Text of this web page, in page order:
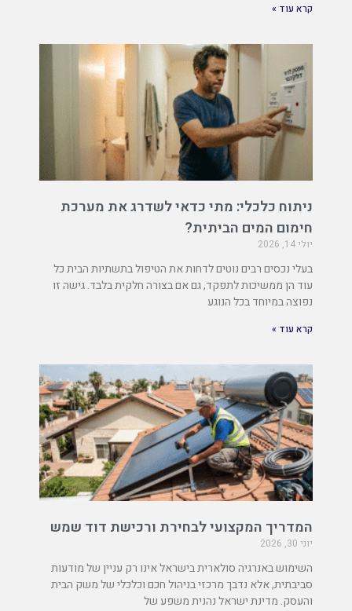
קרא עוד »
ניתוח כלכלי: מתי כדאי לשדרג את מערכת
חימום המים הביתית?
יולי 14, 2026
בעלי נכסים רבים נוטים לדחות את הטיפול בתשתיות הבית כל
עוד הן ממשיכות לתפקד, גם אם בצורה חלקית בלבד. גישה זו
נפוצה במיוחד בכל הנוגע
קרא עוד »
המדריך המקצועי לבחירת ורכישת דוד שמש
יוני 30, 2026
השימוש באנרגיה סולארית בישראל אינו רק עניין של מודעות
סביבתית, אלא נדבך מרכזי בניהול חכם וכלכלי של משק הבית
והעסק. מדינת ישראל נהנית משפע של